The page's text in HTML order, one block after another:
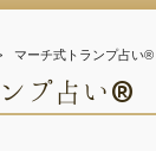
マーチ式トランプ占い®️
プ占い®️